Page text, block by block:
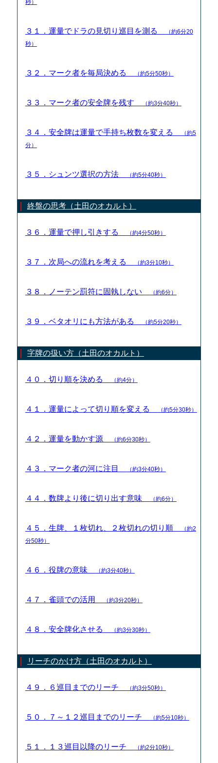
秒）
３１．運量でドラの見切り巡目を測る
（約6分20
秒）
３２．マーク者を毎局決める （約5分50秒）
３３．マーク者の安全牌を残す （約3分40秒）
３４．安全牌は運量で手持ち枚数を変える
（約5
分）
３５．シュンツ選択の方法 （約5分40秒）
終盤の思考（土田のオカルト）
３６．運量で押し引きする （約4分50秒）
３７．次局への流れを考える （約3分10秒）
３８．ノーテン罰符に固執しない （約6分）
３９．ベタオリにも方法がある （約5分20秒）
字牌の扱い方（土田のオカルト）
４０．切り順を決める （約4分）
４１．運量によって切り順を変える （約5分30秒）
４２．運量を動かす源 （約6分30秒）
４３．マーク者の河に注目 （約3分40秒）
４４．数牌より後に切り出す意味 （約6分）
４５．生牌、１枚切れ、２枚切れの切り順
（約2
分50秒）
４６．役牌の意味 （約3分40秒）
４７．雀頭での活用 （約3分20秒）
４８．安全牌化させる （約3分30秒）
リーチのかけ方（土田のオカルト）
４９．６巡目までのリーチ （約3分50秒）
５０．７～１２巡目までのリーチ （約5分10秒）
５１．１３巡目以降のリーチ （約2分10秒）